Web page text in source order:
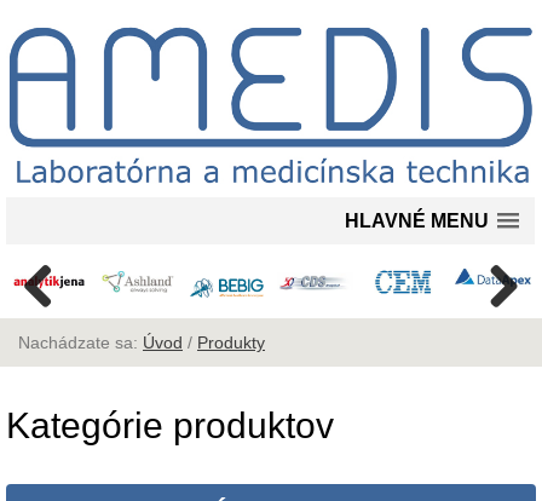
HLAVNÉ MENU
Nachádzate sa: Úvod / Produkty
Kategórie produktov